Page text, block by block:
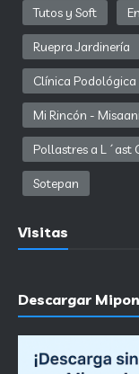
Tutos y Soft
Ruepra Jardinería
Clínica
Mi Rincón - Misaani
Pollastres a L´ast
Sotepan
Visitas
Descargar